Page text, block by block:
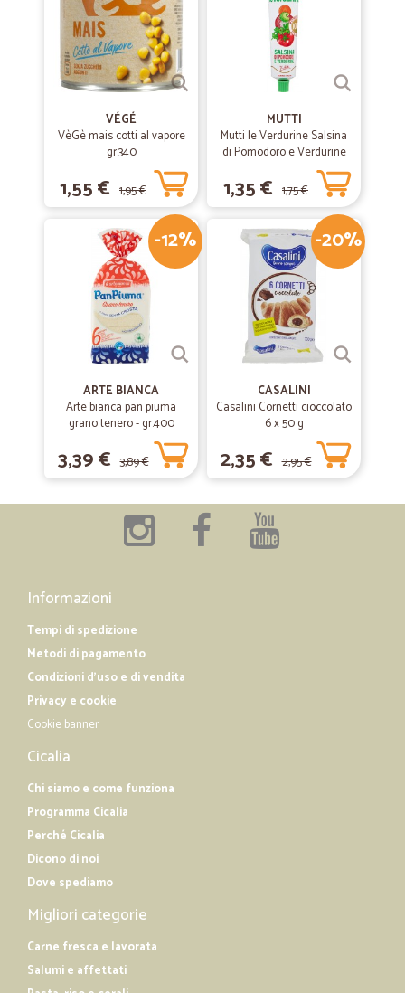
VÉGÉ
VèGè mais cotti al vapore
gr.340
1,55 € 1,95 €
MUTTI
Mutti le Verdurine Salsina
di Pomodoro e Verdurine
1,35 € 1,75 €
-12%
ARTE BIANCA
Arte bianca pan piuma
grano tenero - gr.400
3,39 € 3,89 €
-20%
CASALINI
Casalini Cornetti cioccolato
6 x 50 g
2,35 € 2,95 €
Informazioni
Tempi di spedizione
Metodi di pagamento
Condizioni d'uso e di vendita
Privacy e cookie
Cookie banner
Cicalia
Chi siamo e come funziona
Programma Cicalia
Perché Cicalia
Dicono di noi
Dove spediamo
Migliori categorie
Carne fresca e lavorata
Salumi e affettati